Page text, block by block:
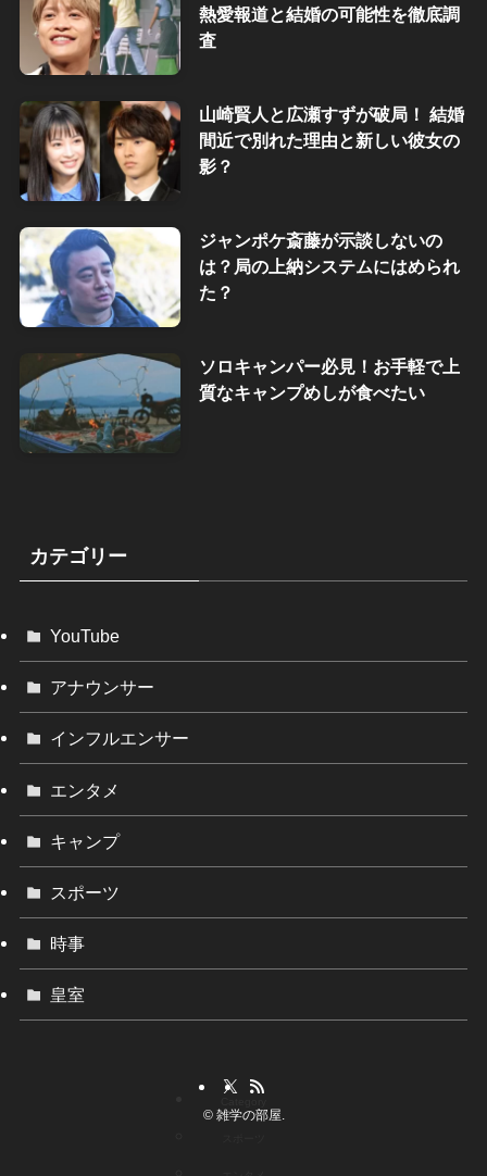
熱愛報道と結婚の可能性を徹底調
査
山崎賢人と広瀬すずが破局！ 結婚
間近で別れた理由と新しい彼女の
影？
ジャンポケ斎藤が示談しないの
は？局の上納システムにはめられ
た？
ソロキャンパー必見！お手軽で上
質なキャンプめしが食べたい
カテゴリー
YouTube
アナウンサー
インフルエンサー
エンタメ
キャンプ
スポーツ
時事
皇室
©雑学の部屋.